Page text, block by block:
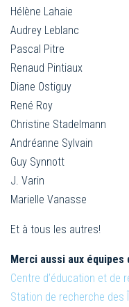
Hélène Lahaie
Audrey Leblanc
Pascal Pitre
Renaud Pintiaux
Diane Ostiguy
René Roy
Christine Stadelmann
Andréanne Sylvain
Guy Synnott
J. Varin
Marielle Vanasse
Et à tous les autres!
Merci aussi aux
Centre d’éducation et de
Station de recherche des